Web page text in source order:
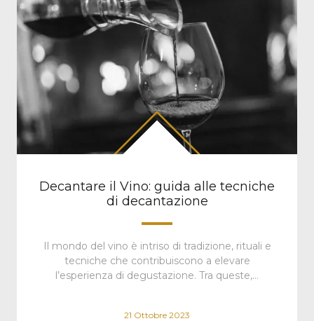
Decantare il Vino: guida alle tecniche
di decantazione
Il mondo del vino è intriso di tradizione, rituali e
tecniche che contribuiscono a elevare
l’esperienza di degustazione. Tra queste,…
21 Ottobre 2023